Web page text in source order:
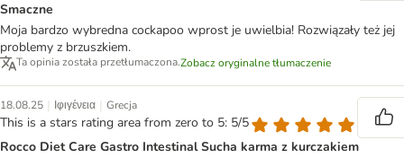
Smaczne
Moja bardzo wybredna cockapoo wprost je uwielbia! Rozwiązały też jej
problemy z brzuszkiem.
Ta opinia została przetłumaczona.Zobacz oryginalne tłumaczenie
18.08.25 | Ιφιγένεια | Grecja
This is a stars rating area from zero to 5: 5/5
Rocco Diet Care Gastro Intestinal Sucha karma z kurczakiem